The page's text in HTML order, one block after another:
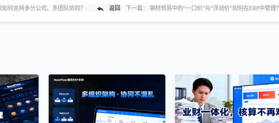
如何支持多分公司、多团队协同？ 返回 下一篇： 钢材贸易中的“一口价”与“浮动价”如何在ERP中管理？